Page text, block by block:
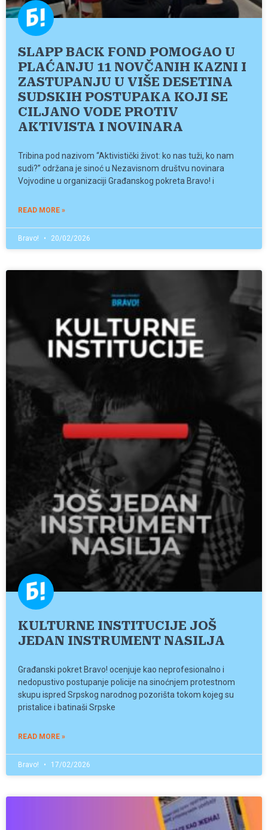
SLAPP BACK FOND POMOGAO U
PLAĆANJU 11 NOVČANIH KAZNI I
ZASTUPANJU U VIŠE DESETINA
SUDSKIH POSTUPAKA KOJI SE
CILJANO VODE PROTIV
AKTIVISTA I NOVINARA
Tribina pod nazivom “Aktivistički život: ko nas tuži, ko nam
sudi?” održana je sinoć u Nezavisnom društvu novinara
Vojvodine u organizaciji Građanskog pokreta Bravo! i
READ MORE »
Bravo! 20/02/2026
KULTURNE INSTITUCIJE JOŠ
JEDAN INSTRUMENT NASILJA
Građanski pokret Bravo! ocenjuje kao neprofesionalno i
nedopustivo postupanje policije na sinoćnjem protestnom
skupu ispred Srpskog narodnog pozorišta tokom kojeg su
pristalice i batinaši Srpske
READ MORE »
Bravo! 17/02/2026